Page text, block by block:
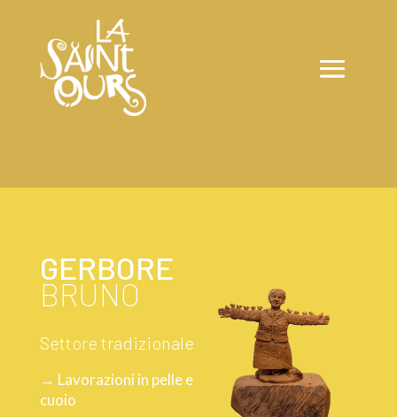
GERBORE
BRUNO
Settore tradizionale
→ Lavorazioni in pelle e
cuoio